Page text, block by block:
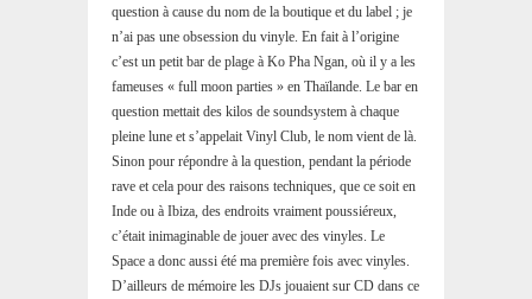
question à cause du nom de la boutique et du label ; je
n’ai pas une obsession du vinyle. En fait à l’origine
c’est un petit bar de plage à Ko Pha Ngan, où il y a les
fameuses « full moon parties » en Thaïlande. Le bar en
question mettait des kilos de soundsystem à chaque
pleine lune et s’appelait Vinyl Club, le nom vient de là.
Sinon pour répondre à la question, pendant la période
rave et cela pour des raisons techniques, que ce soit en
Inde ou à Ibiza, des endroits vraiment poussiéreux,
c’était inimaginable de jouer avec des vinyles. Le
Space a donc aussi été ma première fois avec vinyles.
D’ailleurs de mémoire les DJs jouaient sur CD dans ce